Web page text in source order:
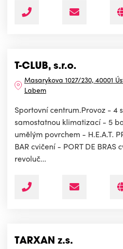
T-CLUB, s.r.o.
Masarykova 1027/230, 40001
Labem
Sportovní centrum.Provoz - 4
samostatnou klimatizací - 5
umělým povrchem - H.E.A.T.
BAR cvičení - PORT DE
revoluč...
TARXAN z.s.